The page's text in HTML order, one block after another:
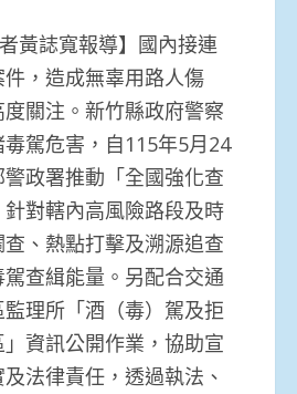
黃誌寬報導】國內接連
，造成無辜用路人傷
關注。新竹縣政府警察
駕危害，自115年5月24
政署推動「全國強化查
對轄內高風險路段及時
、熱點打擊及溯源追查
查緝能量。另配合交通
理所「酒（毒）駕及拒
資訊公開作業，協助宣
法律責任，透過執法、